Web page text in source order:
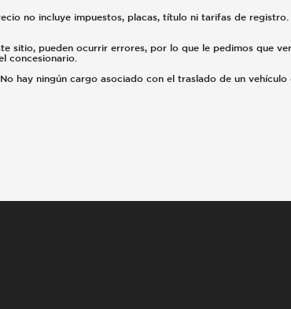
no incluye impuestos, placas, título ni tarifas de
sitio, pueden ocurrir errores, por lo que le pedimos que
concesionario.
hay ningún cargo asociado con el traslado de un